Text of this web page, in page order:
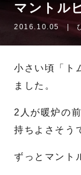
マントル
2016.10.05
小さい頃「ト
ました。
2人が暖炉の
持ちよさそう
ずっとマント
名前*
名